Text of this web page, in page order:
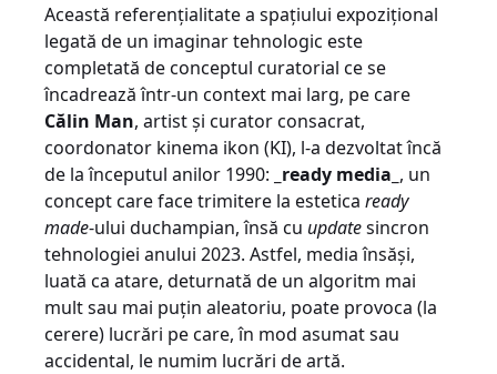
Această referențialitate a spațiului expozițional
legată de un imaginar tehnologic este
completată de conceptul curatorial ce se
încadrează într-un context mai larg, pe care
Călin Man, artist și curator consacrat,
coordonator kinema ikon (KI), l-a dezvoltat încă
de la începutul anilor 1990: _ready media_ , un
concept care face trimitere la estetica ready
made-ului duchampian, însă cu updatesincron
tehnologiei anului 2023. Astfel, media însăși,
luată ca atare, deturnată de un algoritm mai
mult sau mai puțin aleatoriu, poate provoca (la
cerere) lucrări pe care, în mod asumat sau
accidental, le numim lucrări de artă.